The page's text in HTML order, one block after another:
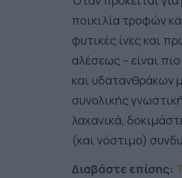
ποικιλία τροφών
φυτικές ίνες και
αλέσεως – είναι
και υδατανθράκων
συνολικής
λαχανικά,
(και νόστιμο)
Διαβάστε επίσης: